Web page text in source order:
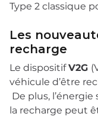
Type 2 classique
Les
recharge
Le dispositifV2G
véhicule d’être
De plus,
la recharge peut